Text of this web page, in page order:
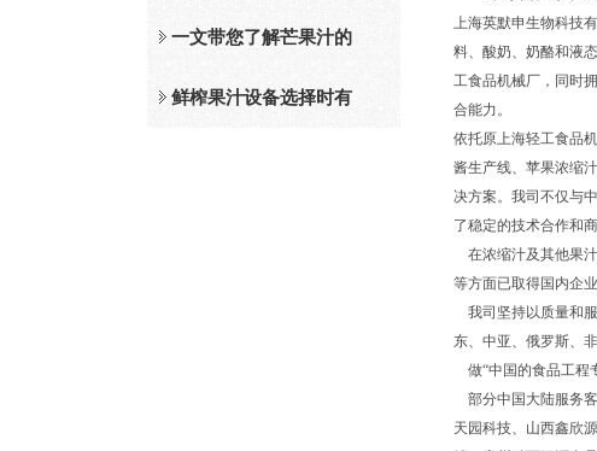
及工作原理介绍
一文带您了解芒果汁的
整套设备和工作流程
鲜榨果汁设备选择时有
上海英默申生物科技
料、酸奶、奶酪和液
工食品机械厂，同时
合能力。
依托原上海轻工食品
酱生产线、苹果浓缩
决方案。我司不仅与
了稳定的技术合作和
在浓缩汁及其他果
等方面已取得国内企
我司坚持以质量和
东、中亚、俄罗斯、
做“中国的食品工程
部分中国大陆服务
天园科技、山西鑫欣